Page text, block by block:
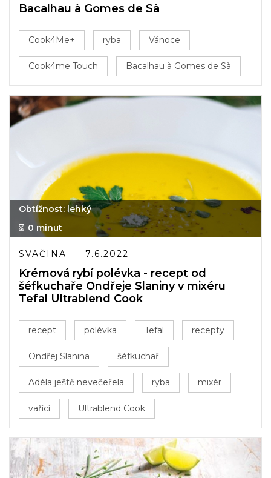
Bacalhau à Gomes de Sà
Cook4Me+ ryba Vánoce
Cook4me Touch Bacalhau à Gomes de Sà
Obtížnost: lehký
0 minut
SVAČINA 7.6.2022
Krémová rybí polévka - recept od
šéfkuchaře Ondřeje Slaniny v mixéru
Tefal Ultrablend Cook
recept polévka Tefal recepty
Ondřej Slanina šéfkuchař
Adéla ještě nevečeřela ryba mixér
vařící Ultrablend Cook